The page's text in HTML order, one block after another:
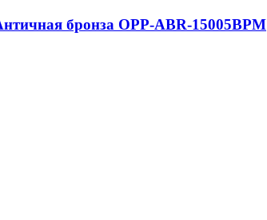
бронза OPP-ABR-15005BPM